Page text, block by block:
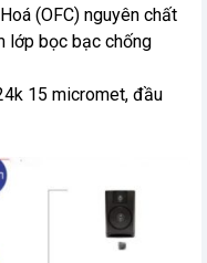
(OFC) nguyên chất
lớp bọc bạc chống
15 micromet, đầu